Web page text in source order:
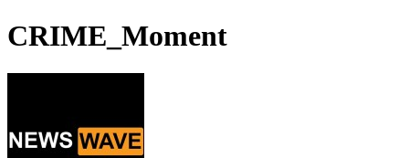
CRIME_Moment